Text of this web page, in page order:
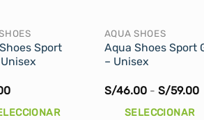
Sport
AQUA SHOES
Aqua Shoes Sport
– Unisex
S/46.00 - S/59.00
SELECCIONAR